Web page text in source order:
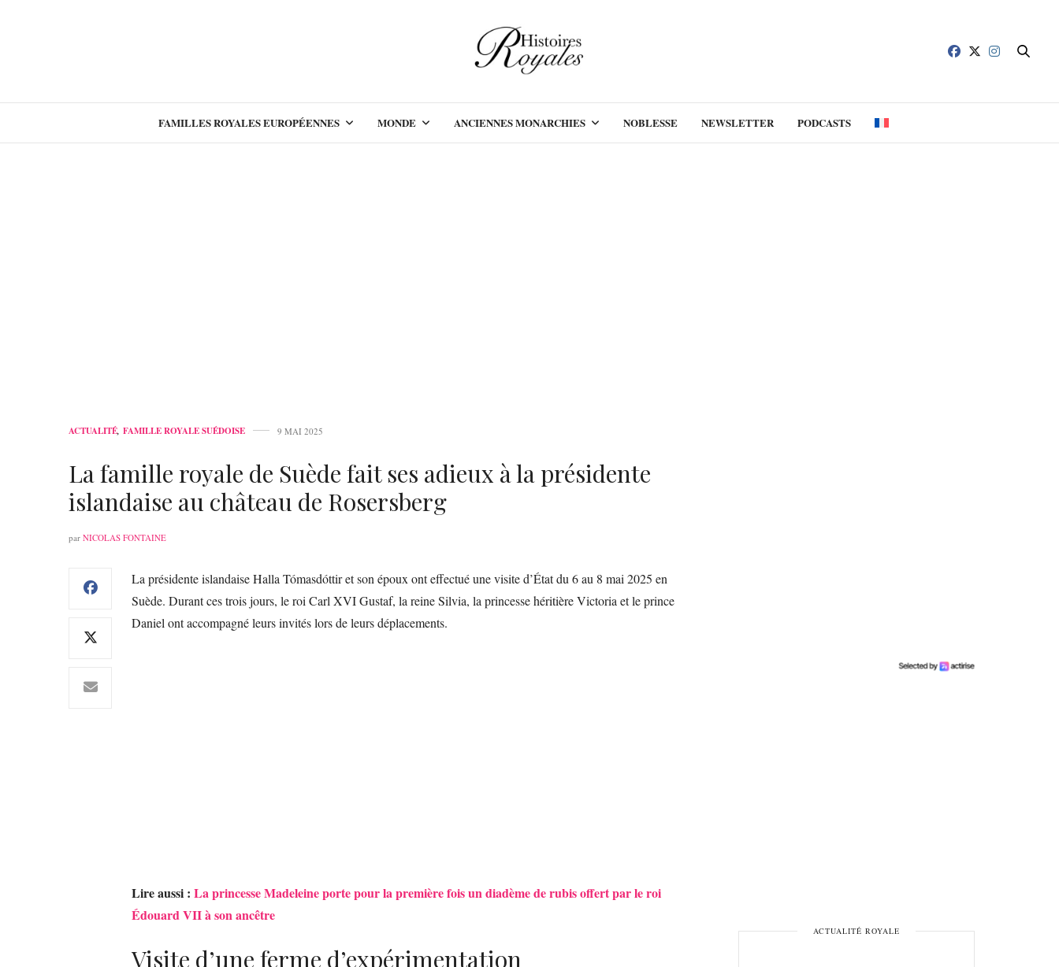
FAMILLES ROYALES EUROPÉENNES MONDE ANCIENNES MONARCHIES NOBLESSE NEWSLETTER PODCASTS
ACTUALITÉ, FAMILLE ROYALE SUÉDOISE 9 MAI 2025
La famille royale de Suède fait ses adieux à la présidente
islandaise au château de Rosersberg
par NICOLAS FONTAINE
La présidente islandaise Halla Tómasdóttir et son époux ont effectué une visite d’État du 6 au 8 mai 2025 en
Suède. Durant ces trois jours, le roi Carl XVI Gustaf, la reine Silvia, la princesse héritière Victoria et le prince
Daniel ont accompagné leurs invités lors de leurs déplacements.
Lire aussi : La princesse Madeleine porte pour la première fois un diadème de rubis offert par le roi
Édouard VII à son ancêtre
Visite d’une ferme d’expérimentation
ACTUALITÉ ROYALE